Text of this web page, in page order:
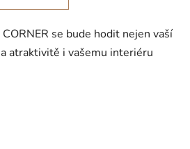
se bude hodit nejen vaší
atraktivitě i vašemu interiéru